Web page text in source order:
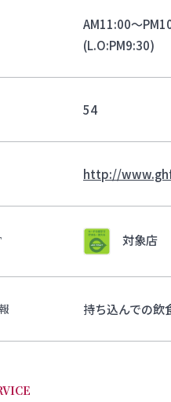
AM11:00～
(L.O:PM9:30)
54
http://
対象
持ち込んでの飲